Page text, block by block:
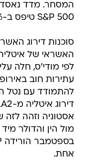
S&P 500 טיפס ב-2.3%.
סוכנות דירוג
האשראי של
לפי מודי'ס, חלה
עתירות חוב
להתמודד עם נטל
אסטוניה וזהה
אחת.